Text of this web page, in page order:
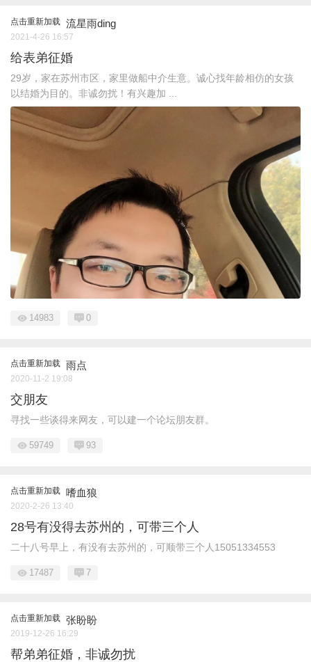
点击重新加载 流星雨ding
2021-4-26 16:57
给表弟征婚
29岁，家在苏州市区，家里做船中介生意。诚心找年龄相仿的女孩
以结婚为目的。非诚勿扰！有兴趣加 ...
14983 0
点击重新加载 雨点
2020-11-2 19:08
交朋友
寻找一些谈得来网友，可以建一个论坛朋友群。
59749 93
点击重新加载 嗜血狼
2020-2-26 13:40
28号有没得去苏州的，可带三个人
二十八号早上，有没有去苏州的，可顺带三个人15051334553
17487 7
点击重新加载 张盼盼
2019-12-26 16:29
帮弟弟征婚，非诚勿扰